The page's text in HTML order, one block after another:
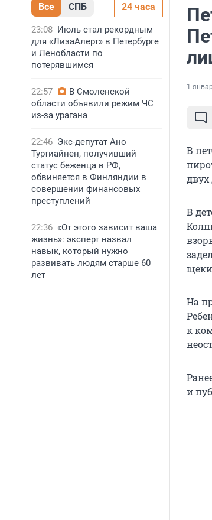
Все СПБ 24 часа
23:08 Июль стал рекордным
для «ЛизаАлерт» в Петербурге
и Ленобласти по
потерявшимся
22:57
В Смоленской
области объявили режим ЧС
из-за урагана
22:46 Экс-депутат Ано
Туртиайнен, получивший
статус беженца в РФ,
обвиняется в Финляндии в
совершении финансовых
преступлений
22:36 «От этого зависит ваша
жизнь»: эксперт назвал
навык, который нужно
развивать людям старше 60
лет
1
В
двух
В
щеки
На
к
и